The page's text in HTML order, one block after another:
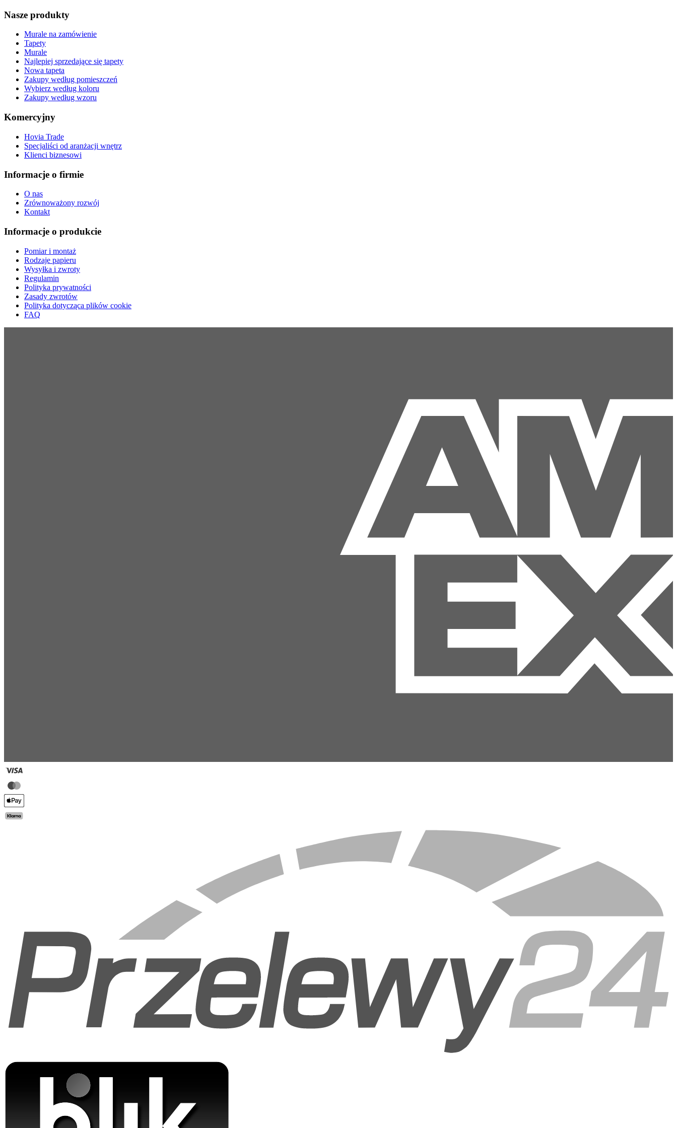
Nasze produkty
Murale na zamówienie
Tapety
Murale
Najlepiej sprzedające się tapety
Nowa tapeta
Zakupy według pomieszczeń
Wybierz według koloru
Zakupy według wzoru
Komercyjny
Hovia Trade
Specjaliści od aranżacji wnętrz
Klienci biznesowi
Informacje o firmie
O nas
Zrównoważony rozwój
Kontakt
Informacje o produkcie
Pomiar i montaż
Rodzaje papieru
Wysyłka i zwroty
Regulamin
Polityka prywatności
Zasady zwrotów
Polityka dotycząca plików cookie
FAQ